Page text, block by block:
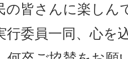
の皆さんに楽しん
行委員一同、心を